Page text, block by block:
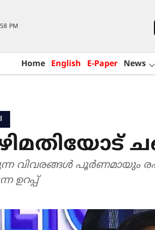
PM
Home English E-Paper News
വിവരങ്ങൾ പൂർണമായും
ഉറപ്പ്